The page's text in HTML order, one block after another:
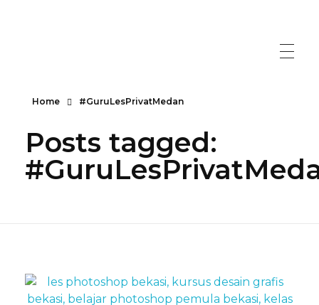
Home #GuruLesPrivatMedan
Posts tagged: